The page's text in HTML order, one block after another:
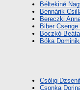
Béltekiné
Bennárik
Bereczki
Biber Csenge
Boczkó
Bóka
Csólig
Csonka